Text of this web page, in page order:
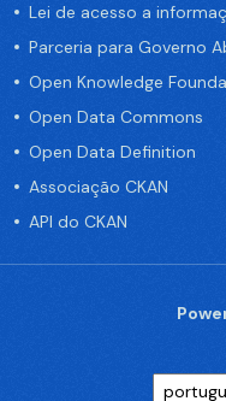
Lei de acesso a
Parceria para Governo
Open Knowledge
Open Data Commons
Open Data Definition
Associação CKAN
API do CKAN